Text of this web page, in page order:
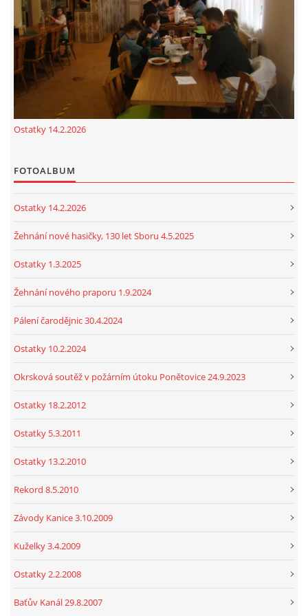
cenekji@seznam.cz
© 2026 eStránky.cz | RSS|Tisk| Nahoru ↑
Ostatky 14.2.2026
FOTOALBUM
Ostatky 14.2.2026
Žehnání nové hasičky, 130 let Sboru 4.5.2025
Ostatky 1.3.2025
Žehnání nového praporu 1.9.2024
Pálení čarodějnic 30.4.2024
Ostatky 10.2.2024
Okrsková soutěž v požárním útoku Ponětovice 24.9.2023
Ostatky 18.2.2012
Ostatky 5.3.2011
Ostatky 13.2.2010
Rekord 8.5.2010
Závody Kanice 3.10.2009
Kuželky 3.4.2009
Ostatky 2.2.2008
Baťův Kanál 29.8.2007